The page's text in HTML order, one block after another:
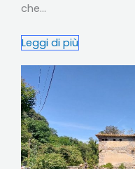
che…
Leggi di più